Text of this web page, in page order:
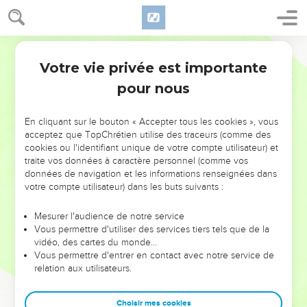
NE MANQUEZ PAS L’ÉVÉNEMENT
DE L’ANNÉE !
ET SI LEURS ERREURS POUVAIENT VOUS ÉVITER LES
VOTRES ?
leur foi ou leur vision. Mais on voit moins les doutes, les erreurs
et les saisons difficiles qu'ils ont traversés, alors même que ce
sont elles qui les ont façonnés.
Dans cette conférence, leaders, entrepreneurs, et responsables
clés pour avancer avec plus de sagesse afin que leurs erreurs
Votre vie privée est importante
pour nous
En cliquant sur le bouton « Accepter tous les cookies », vous
acceptez que TopChrétien utilise des traceurs (comme des
cookies ou l'identifiant unique de votre compte utilisateur) et
traite vos données à caractère personnel (comme vos
données de navigation et les informations renseignées dans
votre compte utilisateur) dans les buts suivants :
Mesurer l'audience de notre service
Vous permettre d'utiliser des services tiers tels que de la
vidéo, des cartes du monde…
Vous permettre d'entrer en contact avec notre service de
relation aux utilisateurs.
Choisir mes cookies